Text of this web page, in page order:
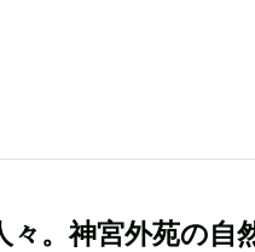
。神宮外苑の自